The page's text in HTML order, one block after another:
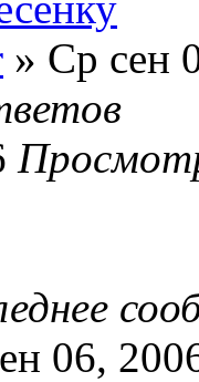
» Ср сен
06,